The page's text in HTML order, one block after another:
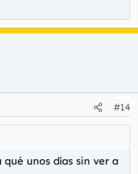
#14
unos días sin ver a